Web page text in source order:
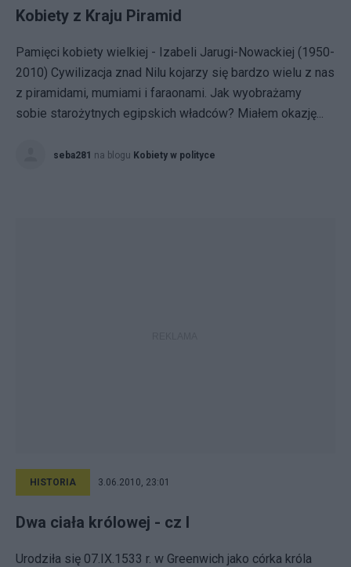
Kobiety z Kraju Piramid
Pamięci kobiety wielkiej - Izabeli Jarugi-Nowackiej (1950-
2010) Cywilizacja znad Nilu kojarzy się bardzo wielu z nas
z piramidami, mumiami i faraonami. Jak wyobrażamy
sobie starożytnych egipskich władców? Miałem okazję...
seba281 na blogu Kobiety w polityce
HISTORIA 3.06.2010, 23:01
Dwa ciała królowej - cz I
Urodziła się 07.IX.1533 r. w Greenwich jako córka króla